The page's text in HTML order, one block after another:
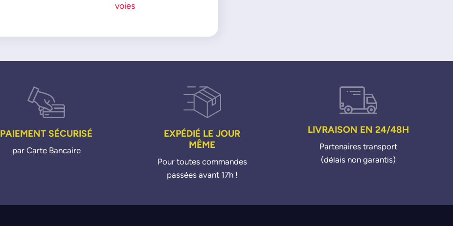
voies
PAIEMENT SÉCURISÉ
par Carte Bancaire
EXPÉDIÉ LE JOUR
MÊME
Pour toutes commandes
passées avant 17h !
LIVRAISON EN 24/48H
Partenaires transport
(délais non garantis)